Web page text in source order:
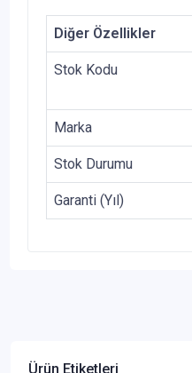
Diğer Özellikler
Stok Kodu
Marka
Stok Durumu
Garanti (Yıl)
Ürün Etiketleri